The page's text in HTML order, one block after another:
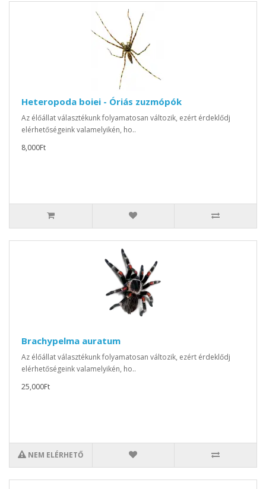
Heteropoda boiei - Óriás zuzmópók
Az élőállat választékunk folyamatosan változik, ezért érdeklődj
elérhetőségeink valamelyikén, ho..
8,000Ft
Brachypelma auratum
Az élőállat választékunk folyamatosan változik, ezért érdeklődj
elérhetőségeink valamelyikén, ho..
25,000Ft
NEM ELÉRHETŐ